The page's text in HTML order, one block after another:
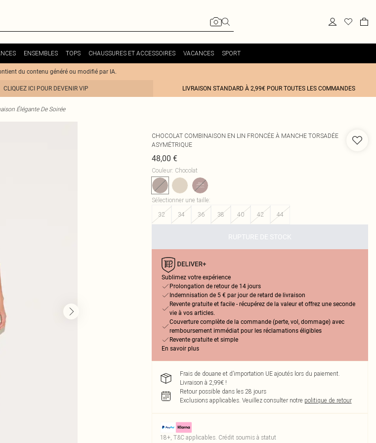
ENSEMBLES TOPS CHAUSSURES ET ACCESSOIRES VACANCES SPORT
du contenu généré ou modifié par IA.
CLIQUEZ ICI POUR DEVENIR VIP LIVRAISON STANDARD À 2,99€ POUR TOUTES LES COMMANDES
Élégante De Soirée
CHOCOLAT COMBINAISON EN LIN FRONCÉE À MANCHE TORSADÉE
ASYMÉTRIQUE
48,00 €
Couleur: Chocolat
Sélectionner une taille:
32
34 36 38 40 42 44
RUPTURE DE STOCK
Sublimez votre expérience
Prolongation de retour de 14 jours
Indemnisation de 5 € par jour de retard de livraison
Revente gratuite et facile - récupérez de la valeur et offrez une seconde
vie à vos articles.
Couverture complète de la commande (perte, vol, dommage) avec
remboursement immédiat pour les réclamations éligibles
Revente gratuite et simple
En savoir plus
Frais de douane et d’importation UE ajoutés lors du paiement.
Livraison à 2,99€ !
Retour possible dans les 28 jours
Exclusions applicables. Veuillez consulter notre politique de retour
18+, T&C applicables. Crédit soumis à statut